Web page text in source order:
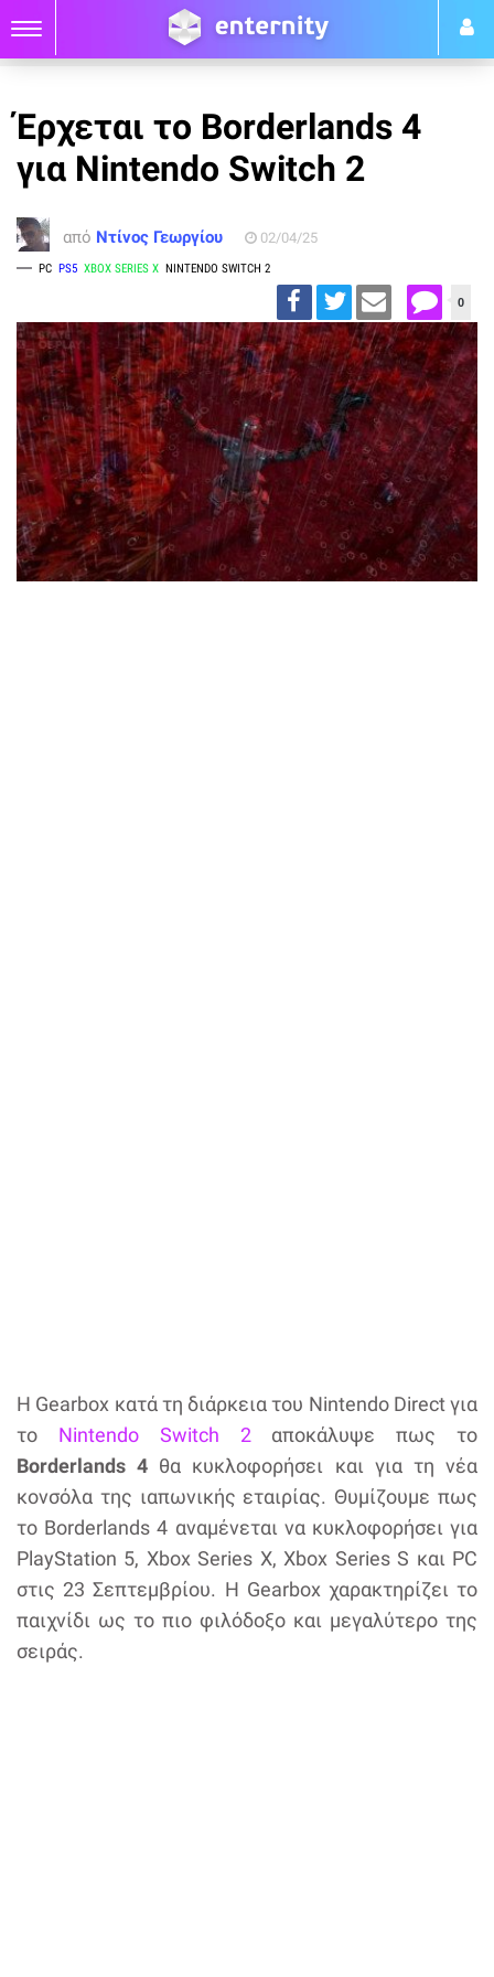
Έρχεται το Borderlands 4
για Nintendo Switch 2
από Ντίνος Γεωργίου 02/04/25
PC PS5 XBOX SERIES X NINTENDO SWITCH 2
0
Η Gearbox κατά τη διάρκεια του Nintendo Direct για
το Nintendo Switch 2αποκάλυψε πως το
Borderlands 4 θα κυκλοφορήσει και για τη νέα
κονσόλα της ιαπωνικής εταιρίας. Θυμίζουμε πως
το Borderlands 4 αναμένεται να κυκλοφορήσει για
PlayStation 5, Xbox Series X, Xbox Series S και PC
στις 23 Σεπτεμβρίου. Η Gearbox χαρακτηρίζει το
παιχνίδι ως το πιο φιλόδοξο και μεγαλύτερο της
σειράς.